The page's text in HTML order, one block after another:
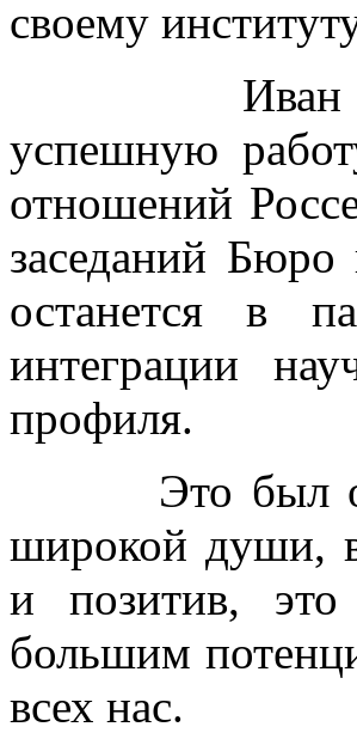
своему
Иван
успешную
отношений
заседаний
останется в
интеграции
профиля.
Это был
широкой души,
и позитив,
большим
всех нас.